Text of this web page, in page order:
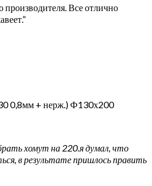
производителя. Все отлично
0,8мм + нерж.) Ф130х200
хомут на 220.я думал, что
в результате пришлось править